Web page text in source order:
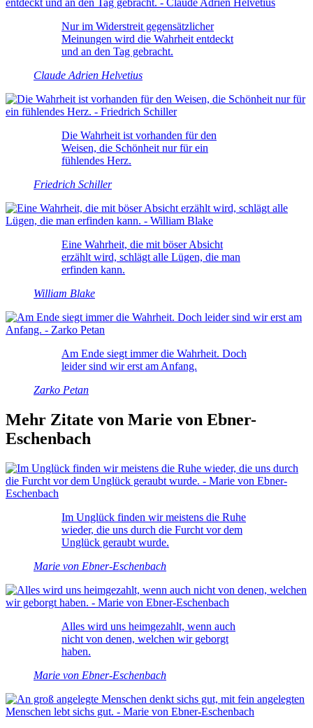
Nur im Widerstreit gegensätzlicher
Meinungen wird die Wahrheit entdeckt
und an den Tag gebracht.
Claude Adrien Helvetius
Die Wahrheit ist vorhanden für den
Weisen, die Schönheit nur für ein
fühlendes Herz.
Friedrich Schiller
Eine Wahrheit, die mit böser Absicht
erzählt wird, schlägt alle Lügen, die man
erfinden kann.
William Blake
Am Ende siegt immer die Wahrheit. Doch
leider sind wir erst am Anfang.
Zarko Petan
Mehr Zitate von Marie von Ebner-
Eschenbach
Im Unglück finden wir meistens die Ruhe
wieder, die uns durch die Furcht vor dem
Unglück geraubt wurde.
Marie von Ebner-Eschenbach
Alles wird uns heimgezahlt, wenn auch
nicht von denen, welchen wir geborgt
haben.
Marie von Ebner-Eschenbach